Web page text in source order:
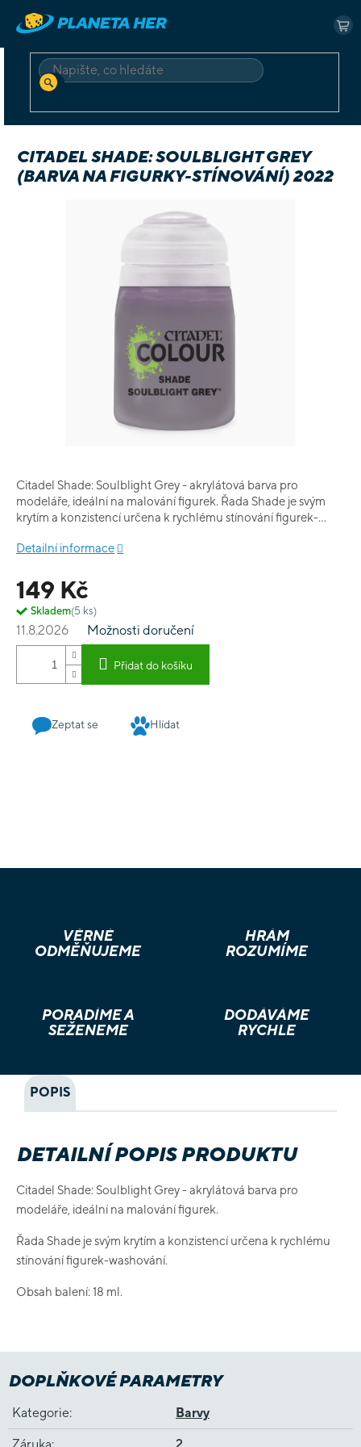
obsah
HLEDAT
CITADEL SHADE: SOULBLIGHT GREY
(BARVA NA FIGURKY-STÍNOVÁNÍ) 2022
149 Kč
Skladem(5 ks)
11.8.2026 Možnosti doručení
Přidat do košíku
Citadel Shade: Soulblight Grey - akrylátová barva pro
modeláře, ideální na malování figurek. Řada Shade je svým
krytím a konzistencí určena k rychlému stínování figurek-
Detailní informace
Zeptat se Hlídat
VĚRNÉ
ODMĚŇUJEME
HRÁM
ROZUMÍME
PORADÍME A
SEŽENEME
DODÁVÁME
RYCHLE
POPIS
DETAILNÍ POPIS PRODUKTU
Citadel Shade: Soulblight Grey - akrylátová barva pro
modeláře, ideální na malování figurek.
Řada Shade je svým krytím a konzistencí určena k rychlému
stínování figurek-washování.
Obsah balení: 18 ml.
DOPLŇKOVÉ PARAMETRY
Kategorie: Barvy